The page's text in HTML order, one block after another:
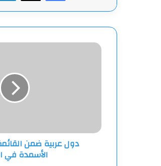
دول
العالم
دول عربية ضمن
الأسمدة في